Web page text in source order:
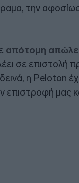
την
απότομη
σε επιστολή
η Peloton
επιστροφή μας